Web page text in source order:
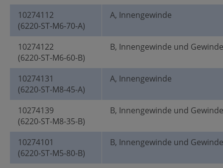
10274112
(6220-ST-M6-70-A)
A, Innengewinde
10274122
(6220-ST-M6-60-B)
B, Innengewinde und
10274131
(6220-ST-M8-45-A)
A, Innengewinde
10274139
(6220-ST-M8-35-B)
B, Innengewinde und
10274101
(6220-ST-M5-80-B)
B, Innengewinde und